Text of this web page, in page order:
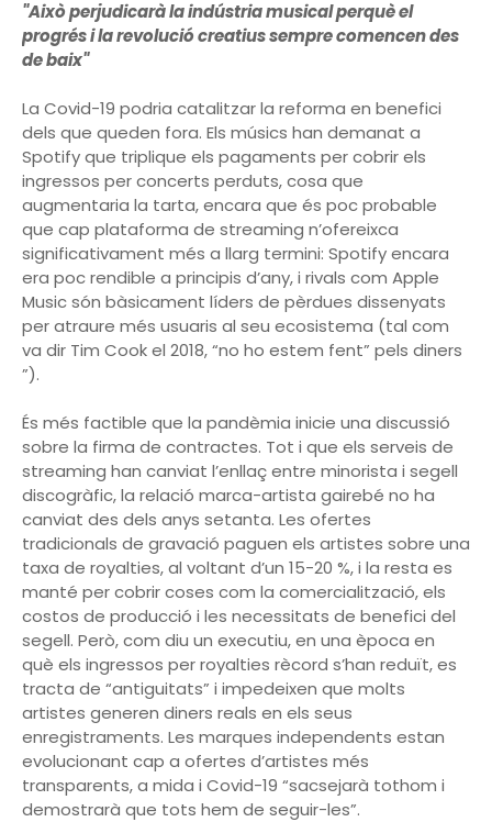
"Això perjudicarà la indústria musical perquè el
progrés i la revolució creatius sempre comencen des
de baix"
La Covid-19 podria catalitzar la reforma en benefici
dels que queden fora. Els músics han demanat a
Spotify que triplique els pagaments per cobrir els
ingressos per concerts perduts, cosa que
augmentaria la tarta, encara que és poc probable
que cap plataforma de streaming n’ofereixca
significativament més a llarg termini: Spotify encara
era poc rendible a principis d’any, i rivals com Apple
Music són bàsicament líders de pèrdues dissenyats
per atraure més usuaris al seu ecosistema (tal com
va dir Tim Cook el 2018, “no ho estem fent” pels diners
”).
És més factible que la pandèmia inicie una discussió
sobre la firma de contractes. Tot i que els serveis de
streaming han canviat l’enllaç entre minorista i segell
discogràfic, la relació marca-artista gairebé no ha
canviat des dels anys setanta. Les ofertes
tradicionals de gravació paguen els artistes sobre una
taxa de royalties, al voltant d’un 15-20 %, i la resta es
manté per cobrir coses com la comercialització, els
costos de producció i les necessitats de benefici del
segell. Però, com diu un executiu, en una època en
què els ingressos per royalties rècord s’han reduït, es
tracta de “antiguitats” i impedeixen que molts
artistes generen diners reals en els seus
enregistraments. Les marques independents estan
evolucionant cap a ofertes d’artistes més
transparents, a mida i Covid-19 “sacsejarà tothom i
demostrarà que tots hem de seguir-les”.